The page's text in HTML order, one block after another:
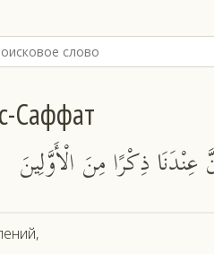
Саффат
عِنْدَنَا ذِكْرًا مِنَ الْأَوَّلِينَ